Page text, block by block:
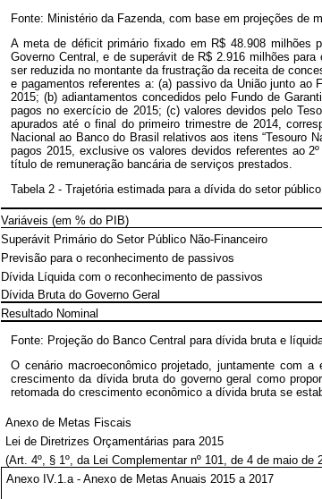
Fonte: Ministério da Fazenda, com base em projeções de
A meta de déficit primário fixado em R$ 48.908 milhões
Governo Central, e de superávit de R$ 2.916 milhões
ser reduzida no montante da frustração da receita de
e pagamentos referentes a: (a) passivo da União junto ao
2015; (b) adiantamentos concedidos pelo Fundo de
pagos no exercício de 2015; (c) valores devidos pelo
apurados até o final do primeiro trimestre de 2014,
Nacional ao Banco do Brasil relativos aos itens “Tesouro
pagos 2015, exclusive os valores devidos referentes ao
título de remuneração bancária de serviços prestados.
Tabela 2 - Trajetória estimada para a dívida do setor público
Variáveis (em % do PIB)
Superávit Primário do Setor Público Não-Financeiro
Previsão para o reconhecimento de passivos
Dívida Líquida com o reconhecimento de passivos
Dívida Bruta do Governo Geral
Resultado Nominal
Fonte: Projeção do Banco Central para dívida bruta e
O cenário macroeconômico projetado, juntamente com
crescimento da dívida bruta do governo geral como
retomada do crescimento econômico a dívida bruta se
Anexo de Metas Fiscais
Lei de Diretrizes Orçamentárias para 2015
(Art. 4º, § 1º, da Lei Complementar nº 101, de 4 de maio de
Anexo IV.1.a - Anexo de Metas Anuais 2015 a 2017